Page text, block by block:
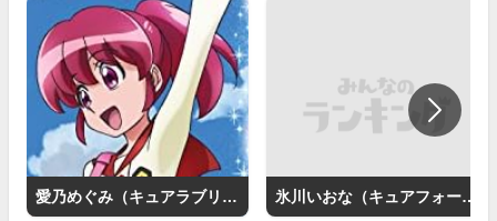
愛乃めぐみ（キュアラブリー） 氷川いおな（キュアフォーチュン）